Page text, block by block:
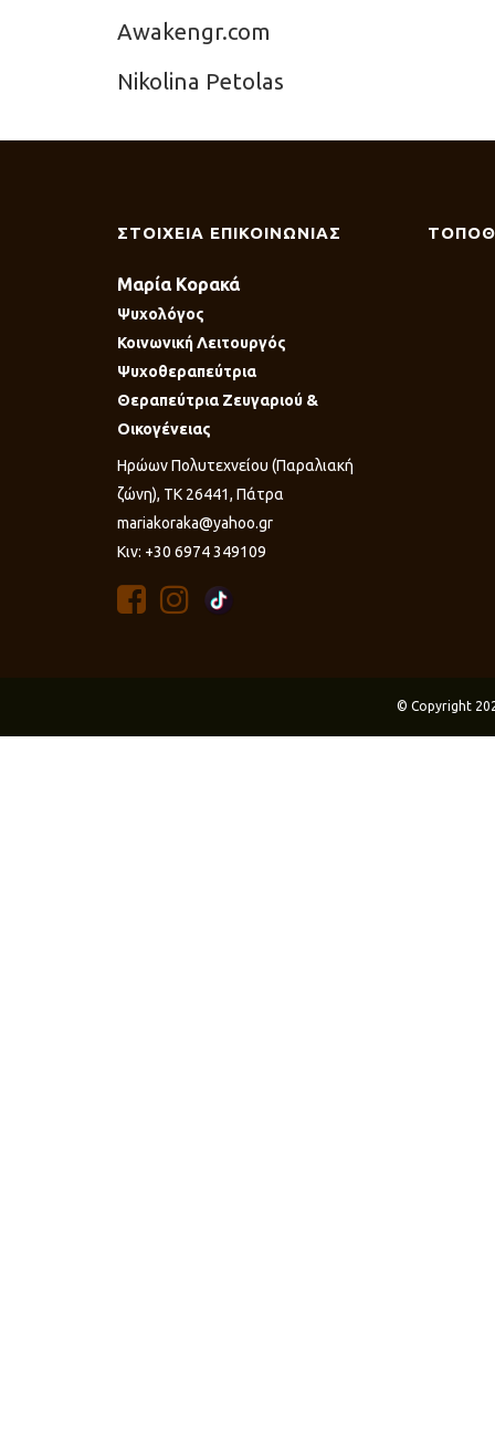
Awakengr.com
Nikolina Petolas
ΣΤΟΙΧΕΙΑ ΕΠΙΚΟΙΝΩΝΙΑΣ
Μαρία Κορακά
Ψυχολόγος
Κοινωνική Λειτουργός
Ψυχοθεραπεύτρια
Θεραπεύτρια Ζευγαριού &
Οικογένειας
Ηρώων Πολυτεχνείου (Παραλιακή
ζώνη), ΤΚ 26441, Πάτρα
mariakoraka@yahoo.gr
Κιν: +30 6974 349109
© Copyright